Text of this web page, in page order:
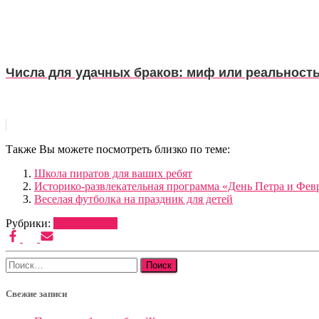
Числа для удачных браков: миф или
Также Вы можете посмотреть близко по теме:
Школа пиратов для ваших ребят
Историко-развлекательная программа «День Петра и
Веселая футболка на праздник для детей
Рубрики:
Найти:
Свежие записи